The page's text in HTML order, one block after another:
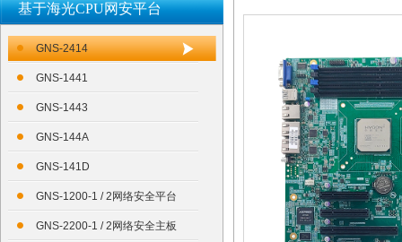
基于海光CPU网安平台
GNS-2414
GNS-1441
GNS-1443
GNS-144A
GNS-141D
GNS-1200-1 / 2网络安全平台
GNS-2200-1 / 2网络安全主板